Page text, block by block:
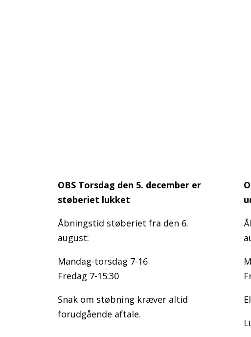
OBS Torsdag den 5. december er
støberiet lukket
Åbningstid støberiet fra den 6.
august:
Mandag-torsdag 7-16
Fredag 7-15:30
Snak om støbning kræver altid
forudgående aftale.